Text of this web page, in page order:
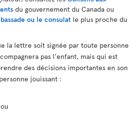
du gouvernement du Canada ou
ou le consulat le plus proche du
la lettre soit signée par toute personne
pas l'enfant, mais qui est
des décisions importantes en son
jouissant :